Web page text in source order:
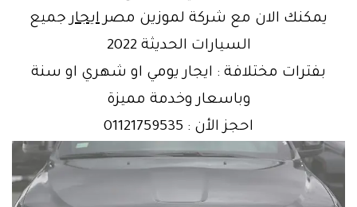
يمكنك الان مع شركة لموزين مصر ايجار جميع
السيارات الحديثة 2022
بفترات مختلافة : ايجار يومي او شهري او سنة
وباسعار وخدمة مميزة
احجز الأن : 01121759535